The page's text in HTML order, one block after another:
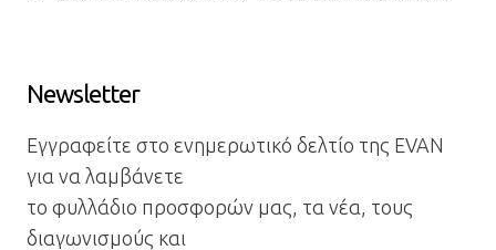
Newsletter
Εγγραφείτε στο ενημερωτικό δελτίο της EVAN
για να λαμβάνετε
το φυλλάδιο προσφορών μας, τα νέα, τους
διαγωνισμούς και